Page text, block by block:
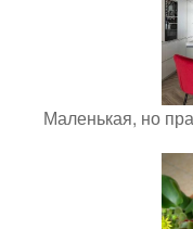
Маленькая, но